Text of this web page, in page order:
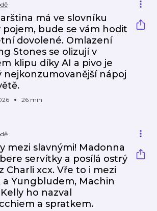
má ve slovníku
pojem, bude se vám hodit
dovolené. Omlazení
Stones se olizují v
klipu díky AI a pivo je
nejkonzumovanější nápoj
26 min
mezi slavnými! Madonna
servítky a posílá ostrý
Charli xcx. Vře to i mezi
a Yungbludem, Machin
ho nazval
a spratkem.